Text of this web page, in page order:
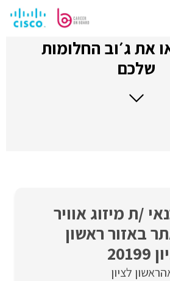
את ג׳וב החלומות
שלכם
/ת מיזוג אוויר
באזור ראשון
ראשון לציון